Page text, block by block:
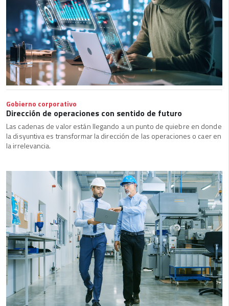
Gobierno corporativo
Dirección de operaciones con sentido de futuro
Las cadenas de valor están llegando a un punto de quiebre en donde
la disyuntiva es transformar la dirección de las operaciones o caer en
la irrelevancia.